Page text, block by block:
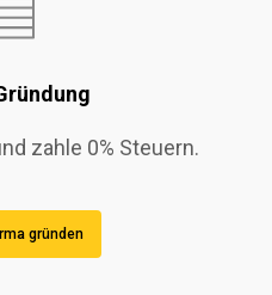
zahle 0% Steuern.
gründen